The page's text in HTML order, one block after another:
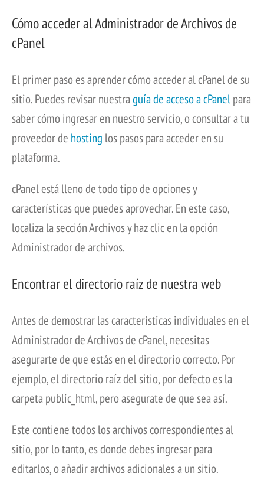
Cómo acceder al Administrador de Archivos de
cPanel
El primer paso es aprender cómo acceder al cPanel de su
sitio. Puedes revisar nuestraguía de acceso a cPanelpara
saber cómo ingresar en nuestro servicio, o consultar a tu
proveedor de hosting los pasos para acceder en su
plataforma.
cPanel está lleno de todo tipo de opciones y
características que puedes aprovechar. En este caso,
localiza la sección Archivos y haz clic en la opción
Administrador de archivos.
Encontrar el directorio raíz de nuestra web
Antes de demostrar las características individuales en el
Administrador de Archivos de cPanel, necesitas
asegurarte de que estás en el directorio correcto. Por
ejemplo, el directorio raíz del sitio, por defecto es la
carpeta public_html, pero asegurate de que sea así.
Este contiene todos los archivos correspondientes al
sitio, por lo tanto, es donde debes ingresar para
editarlos, o añadir archivos adicionales a un sitio.